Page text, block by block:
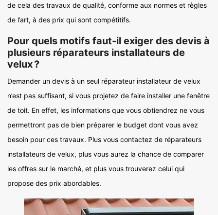
de cela des travaux de qualité, conforme aux normes et règles
de l’art, à des prix qui sont compétitifs.
Pour quels motifs faut-il exiger des devis à
plusieurs réparateurs installateurs de
velux ?
Demander un devis à un seul réparateur installateur de velux
n’est pas suffisant, si vous projetez de faire installer une fenêtre
de toit. En effet, les informations que vous obtiendrez ne vous
permettront pas de bien préparer le budget dont vous avez
besoin pour ces travaux. Plus vous contactez de réparateurs
installateurs de velux, plus vous aurez la chance de comparer
les offres sur le marché, et plus vous trouverez celui qui
propose des prix abordables.